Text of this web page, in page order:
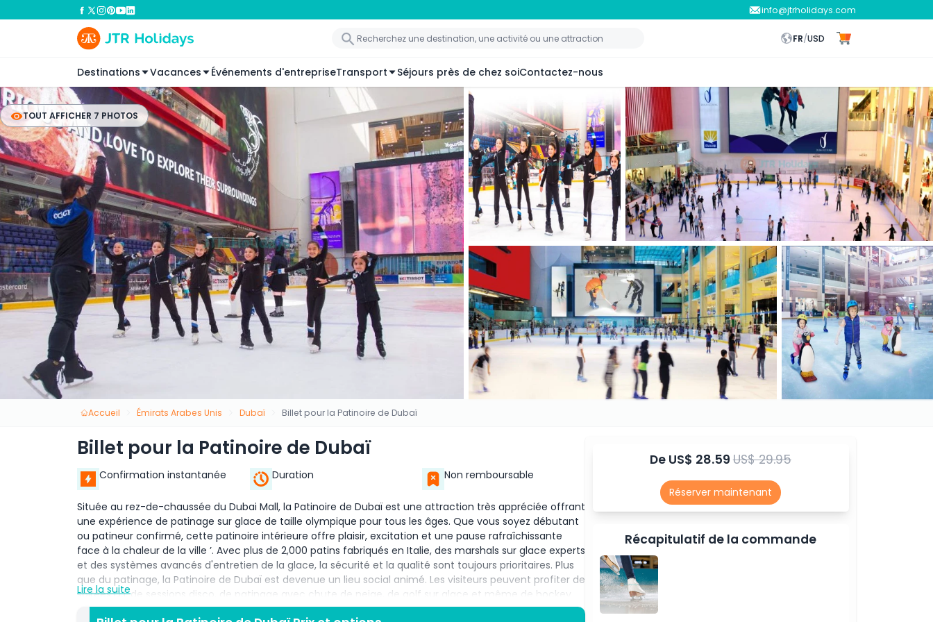
info@jtrholidays.com
FR/USD
Destinations Vacances Événements d'entrepriseTransport Séjours près de chez soiContactez-nous
TOUT AFFICHER 7 PHOTOS
Accueil Émirats Arabes Unis Dubaï Billet pour la Patinoire de Dubaï
Billet pour la Patinoire de Dubaï
Confirmation instantanée Duration Non remboursable
Située au rez-de-chaussée du Dubai Mall, la Patinoire de Dubaï est une attraction très appréciée offrant
une expérience de patinage sur glace de taille olympique pour tous les âges. Que vous soyez débutant
ou patineur confirmé, cette patinoire intérieure offre plaisir, excitation et une pause rafraîchissante
face à la chaleur de la ville ’. Avec plus de 2,000 patins fabriqués en Italie, des marshals sur glace experts
et des systèmes avancés d'entretien de la glace, la sécurité et la qualité sont toujours prioritaires. Plus
que du patinage, la Patinoire de Dubaï est devenue un lieu social animé. Les visiteurs peuvent profiter de
soirées DJ, de sessions disco, de patinage avec chute de neige, de golf sur glace et même de hockey
sur glace. La nouvelle Académie de Patinage de la Patinoire de Dubaï (DIRSA) propose un entraînement
Lire la suite
De US$ 28.59US$ 29.95
Réserver maintenant
Récapitulatif de la commande